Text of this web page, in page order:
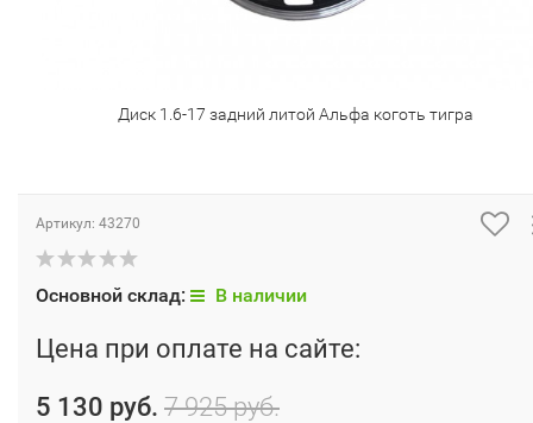
Диск 1.6-17 задний литой Альфа коготь тигра
Артикул: 43270
Основной склад: В наличии
Цена при оплате на сайте:
5 130 руб. 7 925 руб.